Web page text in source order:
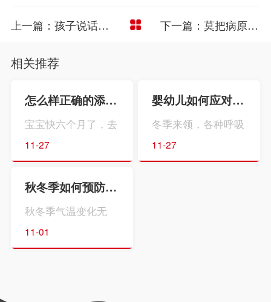
上一篇：孩子说话不清，可能是构音障碍 下一篇：莫把病原体口口相传给宝宝
相关推荐
怎么样正确的添加辅食
宝宝快六个月了，去
做儿保体检的时候医
生说该给孩子添加辅
该添加辅食?添加辅
食的时候有什么要注
意的问题呢?听听儿
11-27
婴幼儿如何应对呼吸道疾病流行季？
冬季来领，各种呼吸
道疾病来袭，在感染
流行季，婴幼儿作为
11-27
秋冬季如何预防传染病
秋冬季气温变化无
常，是各种传染病的
高发季节。儿童本身
11-01